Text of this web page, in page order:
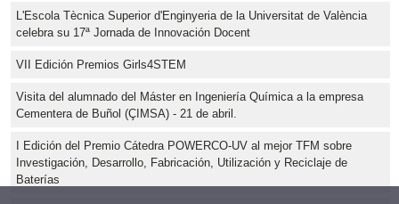
L'Escola Tècnica Superior d'Enginyeria de la Universitat de València
celebra su 17ª Jornada de Innovación Docent
VII Edición Premios Girls4STEM
Visita del alumnado del Máster en Ingeniería Química a la empresa
Cementera de Buñol (ÇIMSA) - 21 de abril.
I Edición del Premio Cátedra POWERCO-UV al mejor TFM sobre
Investigación, Desarrollo, Fabricación, Utilización y Reciclaje de
Baterías